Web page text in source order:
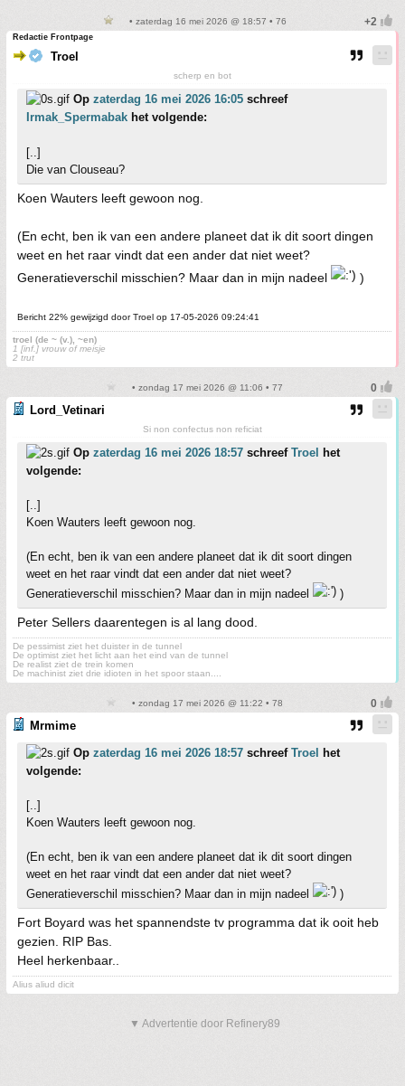
• zaterdag 16 mei 2026 @ 18:57 • 76
Redactie Frontpage
Troel
scherp en bot
Op zaterdag 16 mei 2026 16:05 schreef
Irmak_Spermabak het volgende:
[..]
Die van Clouseau?
Koen Wauters leeft gewoon nog.
(En echt, ben ik van een andere planeet dat ik dit soort dingen
weet en het raar vindt dat een ander dat niet weet?
Generatieverschil misschien? Maar dan in mijn nadeel
)
Bericht 22% gewijzigd door Troel op 17-05-2026 09:24:41
troel (de ~ (v.), ~en)
1 [inf.] vrouw of meisje
2 trut
• zondag 17 mei 2026 @ 11:06 • 77
Lord_Vetinari
Si non confectus non reficiat
Op zaterdag 16 mei 2026 18:57 schreef Troel
het
volgende:
[..]
Koen Wauters leeft gewoon nog.
(En echt, ben ik van een andere planeet dat ik dit soort dingen
weet en het raar vindt dat een ander dat niet weet?
Generatieverschil misschien? Maar dan in mijn nadeel
)
Peter Sellers daarentegen is al lang dood.
De pessimist ziet het duister in de tunnel
De optimist ziet het licht aan het eind van de tunnel
De realist ziet de trein komen
De machinist ziet drie idioten in het spoor staan....
• zondag 17 mei 2026 @ 11:22 • 78
Mrmime
Op zaterdag 16 mei 2026 18:57 schreef Troel
het
volgende:
[..]
Koen Wauters leeft gewoon nog.
(En echt, ben ik van een andere planeet dat ik dit soort dingen
weet en het raar vindt dat een ander dat niet weet?
Generatieverschil misschien? Maar dan in mijn nadeel
)
Fort Boyard was het spannendste tv programma dat ik ooit heb
gezien. RIP Bas.
Heel herkenbaar..
Alius aliud dicit
▼ Advertentie door Refinery89